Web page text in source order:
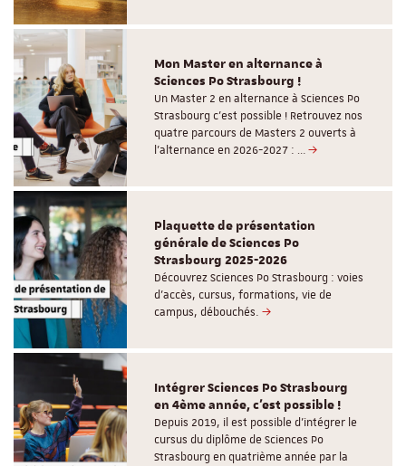
Mon Master en alternance à
Sciences Po Strasbourg !
Un Master 2 en alternance à Sciences Po
Strasbourg c'est possible ! Retrouvez nos
quatre parcours de Masters 2 ouverts à
l'alternance en 2026-2027 : …
Plaquette de présentation
générale de Sciences Po
Strasbourg 2025-2026
Découvrez Sciences Po Strasbourg : voies
d'accès, cursus, formations, vie de
campus, débouchés.
Intégrer Sciences Po Strasbourg
en 4ème année, c'est possible !
Depuis 2019, il est possible d’intégrer le
cursus du diplôme de Sciences Po
Strasbourg en quatrième année par la